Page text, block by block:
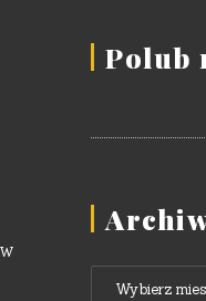
Polub
Archiwum